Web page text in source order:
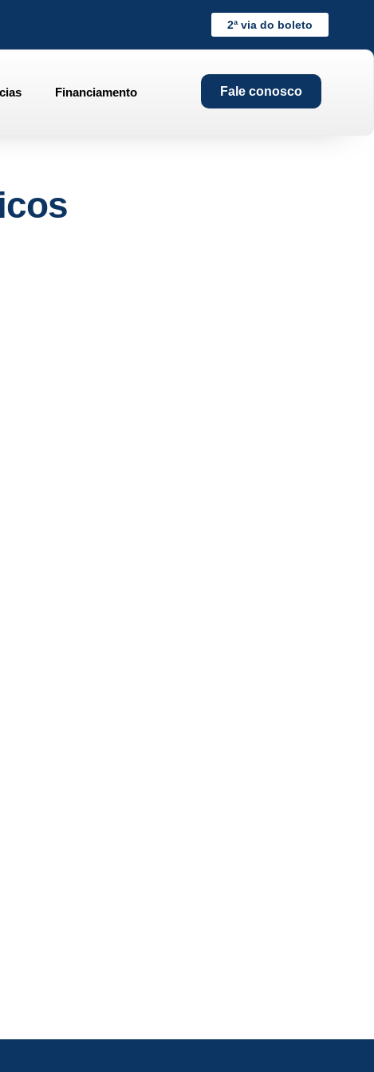
2ª via do boleto
Financiamento Fale conosco